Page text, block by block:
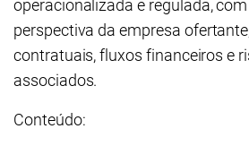
operacionalizada e regulada,
perspectiva da empresa
contratuais, fluxos financeiros e
associados.
Conteúdo: